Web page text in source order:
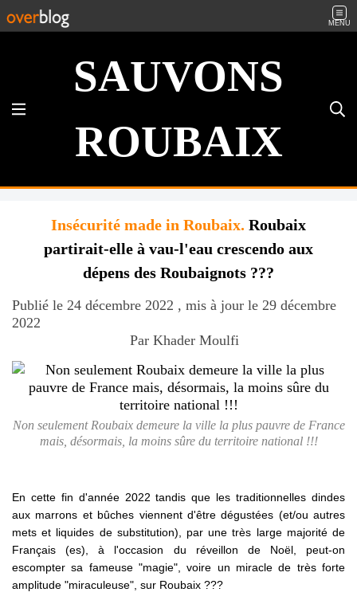
MENU
SAUVONS
ROUBAIX
Insécurité made in Roubaix. Roubaix
partirait-elle à vau-l'eau crescendo aux
dépens des Roubaignots ???
Publié le 24 décembre 2022 , mis à jour le 29 décembre
2022
Par Khader Moulfi
Non seulement Roubaix demeure la ville la plus pauvre de France
mais, désormais, la moins sûre du territoire national !!!
En cette fin d'année 2022 tandis que les traditionnelles dindes
aux marrons et bûches viennent d'être dégustées (et/ou autres
mets et liquides de substitution), par une très large majorité de
Français (es), à l'occasion du réveillon de Noël, peut-on
escompter sa fameuse "magie", voire un miracle de très forte
amplitude "miraculeuse", sur Roubaix ???